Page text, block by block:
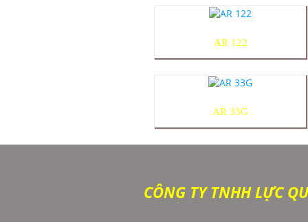
AR 122
AR 33G
CÔNG TY TNHH LỰC